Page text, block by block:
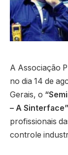
A Associação
no dia 14 de
Gerais, o
– A Sinterface”
profissionais
controle